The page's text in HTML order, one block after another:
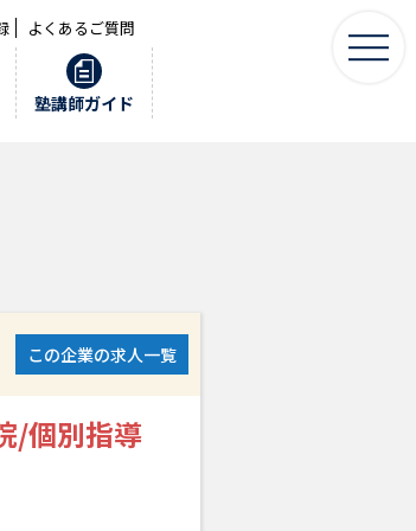
よくあるご質問
塾講師ガイド
この企業の求人一覧
/個別指導